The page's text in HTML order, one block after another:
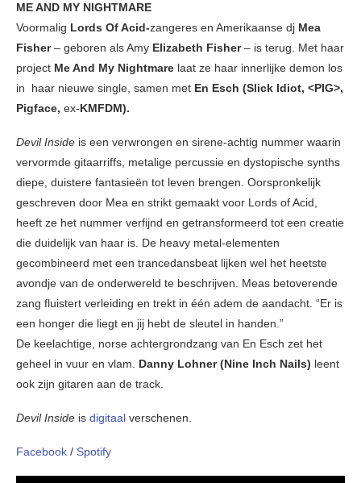
ME AND MY NIGHTMARE
Voormalig Lords Of Acid-zangeres en Amerikaanse dj Mea
Fisher– geboren als Amy Elizabeth Fisher– is terug. Met haar
project Me And My Nightmare laat ze haar innerlijke demon los
in haar nieuwe single, samen met En Esch (Slick Idiot, <PIG>,
Pigface, ex-KMFDM).
Devil Inside is een verwrongen en sirene-achtig nummer waarin
vervormde gitaarriffs, metalige percussie en dystopische synths
diepe, duistere fantasieën tot leven brengen. Oorspronkelijk
geschreven door Mea en strikt gemaakt voor Lords of Acid,
heeft ze het nummer verfijnd en getransformeerd tot een creatie
die duidelijk van haar is. De heavy metal-elementen
gecombineerd met een trancedansbeat lijken wel het heetste
avondje van de onderwereld te beschrijven. Meas betoverende
zang fluistert verleiding en trekt in één adem de aandacht. “Er is
een honger die liegt en jij hebt de sleutel in handen.”
De keelachtige, norse achtergrondzang van En Esch zet het
geheel in vuur en vlam. Danny Lohner (Nine Inch Nails) leent
ook zijn gitaren aan de track.
Devil Inside is digitaal verschenen.
Facebook / Spotify